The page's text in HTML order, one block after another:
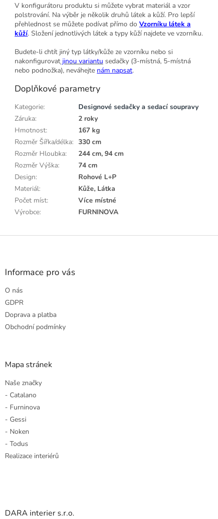
V konfigurátoru produktu si můžete vybrat materiál a vzor
polstrování. Na výběr je několik druhů látek a kůží. Pro lepší
přehlednost se můžete podívat přímo do Vzorníku látek a
kůží. Složení jednotlivých látek a typy kůží najdete ve vzorníku.
Budete-li chtít jiný typ látky/kůže ze vzorníku nebo si
nakonfigurovat jinou variantu sedačky (3-místná, 5-místná
nebo podnožka), neváhejte nám napsat.
Doplňkové parametry
Kategorie:
Designové sedačky a sedací soupravy
Záruka:
2 roky
Hmotnost:
167 kg
Rozměr Šířka/délka: 330 cm
Rozměr Hloubka:
244 cm, 94 cm
Rozměr Výška:
74 cm
Design:
Rohové L+P
Materiál:
Kůže, Látka
Počet míst:
Více místné
Výrobce: FURNINOVA
Z
Informace pro vás
O nás
GDPR
Doprava a platba
Obchodní podmínky
Mapa stránek
Naše značky
- Catalano
- Furninova
- Gessi
- Noken
- Todus
Realizace interiérů
DARA interier s.r.o.